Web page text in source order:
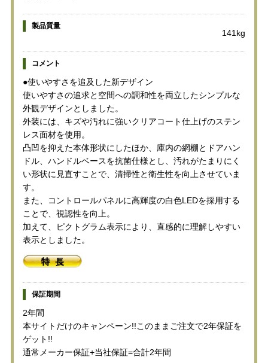
製品質量
141kg
コメント
●使いやすさを追及した新デザイン
使いやすさの追求と空間への調和性を両立したシンプルな
外観デザインとしました。
外装には、キズや汚れに強いクリアコート仕上げのステン
レス面材を使用。
凸凹を抑えた本体形状にしたほか、庫内の網棚とドアハン
ドル、ハンドルベースを抗菌仕様とし、汚れがたまりにく
い形状に見直すことで、清掃性と衛生性を向上させていま
す。
また、コントロールパネルに高輝度の白色LEDを採用する
ことで、視認性を向上。
加えて、ピクトグラム表示により、直感的に理解しやすい
表示としました。
保証期間
2年間
本サイトだけのキャンペーン!!このままご注文で2年保証を
ゲット!!
通常メーカー保証+当社保証=合計2年間